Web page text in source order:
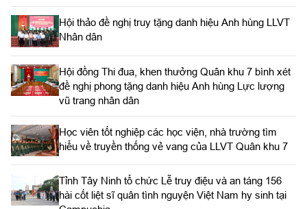
Hội thảo đề nghị truy tặng danh hiệu Anh hùng LLVT
Nhân dân
Hội đồng Thi đua, khen thưởng Quân khu 7 bình xét
đề nghị phong tặng danh hiệu Anh hùng Lực lượng
vũ trang nhân dân
Học viên tốt nghiệp các học viện, nhà trường tìm
hiểu về truyền thống vẻ vang của LLVT Quân khu 7
​Tỉnh Tây Ninh tổ chức Lễ truy điệu và an táng 156
hài cốt liệt sĩ quân tình nguyện Việt Nam hy sinh tại